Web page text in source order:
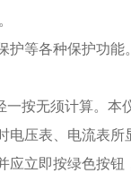
护等各种保护功能
按无须计算。本
电压表、电流表所
应立即按绿色按钮